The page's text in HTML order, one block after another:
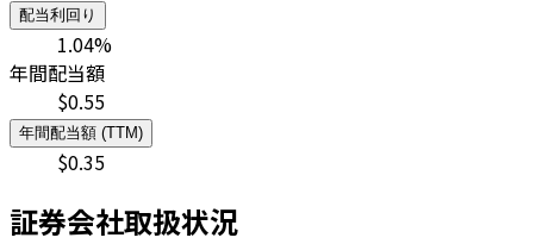
配当利回り
1.04%
年間配当額
$0.55
年間配当額 (TTM)
$0.35
証券会社取扱状況